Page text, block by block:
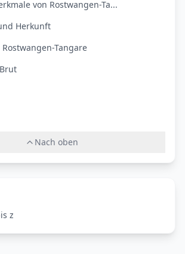
von Rostwangen-Ta...
Herkunft
Tangare
Nach oben
z